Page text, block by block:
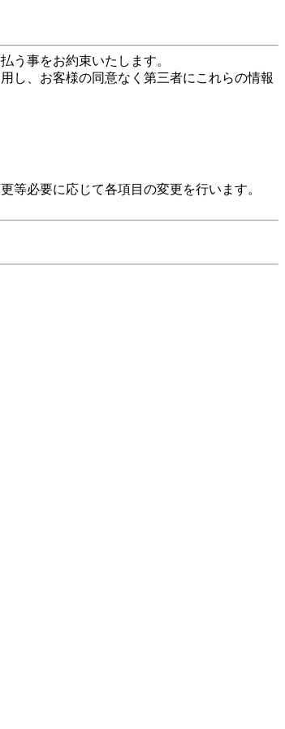
う事をお約束いたします。
し、お客様の同意なく第三者にこれらの情報
等必要に応じて各項目の変更を行います。